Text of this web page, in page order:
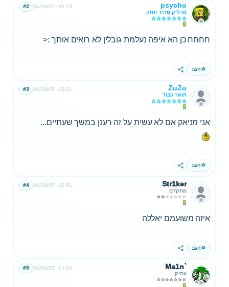
psycho
מדליק מהיר וחזק
04/09/05 06:19
#2
חחחח כן הא איפה נעלמת גובלין לא רואים אותך :<
הגב שתף
ZuZu
תואר כבוד
04/09/05 12:21
#3
אני מניאק אם לא עשית על זה רענן במשך שעתיים...
הגב שתף
Str1ker
מתקדם
04/09/05 12:51
#4
איזה משועמם יאללה
הגב שתף
Ma1n`
עתיק
04/09/05 14:20
#5